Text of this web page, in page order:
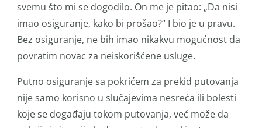
svemu što mi se dogodilo. On me je pitao: „Da nisi
imao osiguranje, kako bi prošao?“ I bio je u pravu.
Bez osiguranje, ne bih imao nikakvu mogućnost da
povratim novac za neiskorišćene usluge.
Putno osiguranje sa pokrićem za prekid putovanja
nije samo korisno u slučajevima nesreća ili bolesti
koje se događaju tokom putovanja, već može da